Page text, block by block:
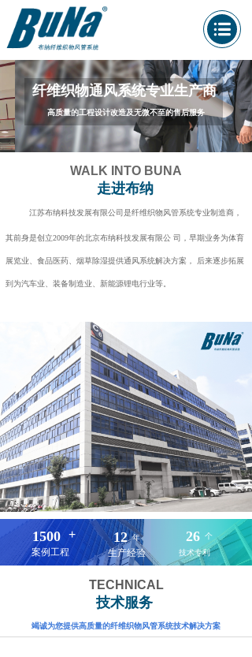
纤维织物通风系统专业生产商
高质量的工程设计改造及无微不至的售后服务
WALK INTO BUNA
走进布纳
江苏布纳科技发展有限公司是纤维织物风管系统专业制造商，
其前身是创立2009年的北京布纳科技发展有限公 司，早期业务为体育
展览业、食品医药、烟草除湿提供通风系统解决方案， 后来逐步拓展
到为汽车业、装备制造业、新能源锂电行业等。
+ 26
1500 12 个
年
案例工程 生产经验 技术专利
TECHNICAL
技术服务
竭诚为您提供高质量的纤维织物风管系统技术解决方案